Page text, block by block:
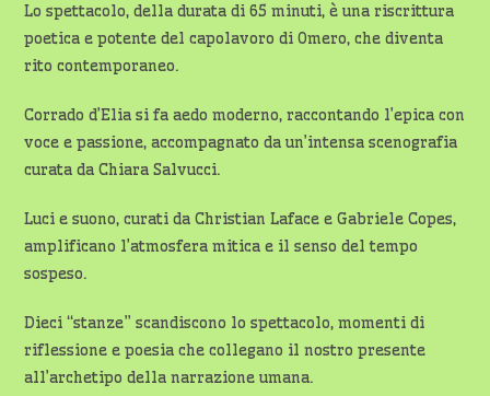
Lo spettacolo, della durata di 65 minuti, è una riscrittura
poetica e potente del capolavoro di Omero, che diventa
rito contemporaneo.
Corrado d’Elia si fa aedo moderno, raccontando l’epica con
voce e passione, accompagnato da un’intensa scenografia
curata da Chiara Salvucci.
Luci e suono, curati da Christian Laface e Gabriele Copes,
amplificano l’atmosfera mitica e il senso del tempo
sospeso.
Dieci “stanze” scandiscono lo spettacolo, momenti di
riflessione e poesia che collegano il nostro presente
all’archetipo della narrazione umana.